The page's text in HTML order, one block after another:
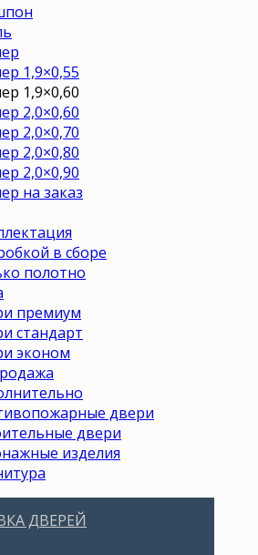
1,9×0,55
1,9×0,60
2,0×0,60
2,0×0,70
2,0×0,80
2,0×0,90
на заказ
в сборе
полотно
премиум
стандарт
эконом
двери
двери
изделия
ДВЕРЕЙ